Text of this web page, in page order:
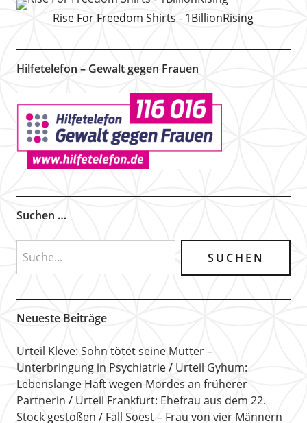
Rise For Freedom Shirts - 1BillionRising
Hilfetelefon – Gewalt gegen Frauen
Suchen …
Neueste Beiträge
Urteil Kleve: Sohn tötet seine Mutter –
Unterbringung in Psychiatrie
Urteil Gyhum:
Lebenslange Haft wegen Mordes an früherer
Partnerin
Urteil Frankfurt: Ehefrau aus dem 22.
Stock gestoßen
Fall Soest – Frau von vier Männern